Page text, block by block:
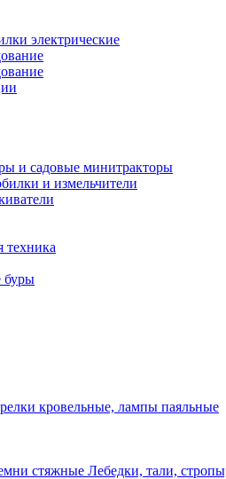
электрические
и садовые минитракторы
и измельчители
техника
буры
кровельные, лампы паяльные
Лебедки, тали,